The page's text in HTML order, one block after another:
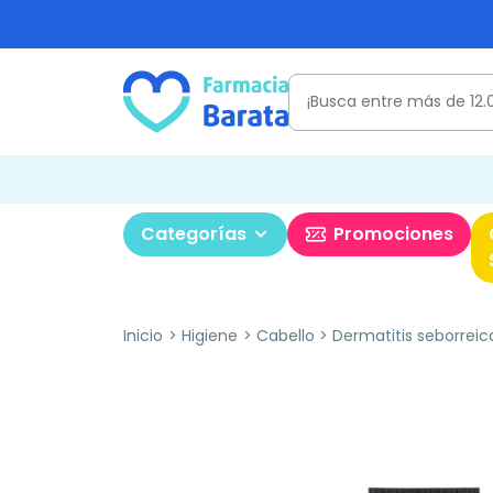
Categorías Promociones
Inicio Higiene Cabello Dermatitis